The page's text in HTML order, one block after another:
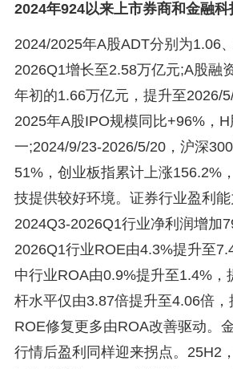
2024年924以来上市券商和金融
2024/2025年A股ADT分别为1.06
2026Q1增长至2.58万亿元;A股融
年初的1.66万亿元，提升至2026/
2025年A股IPO规模同比+96%，
一;2024/9/23-2026/5/20，沪深
51%，创业板指累计上涨156.2%
技提供较好环境。证券行业盈利能
2024Q3-2026Q1行业净利润增加
2026Q1行业ROE由4.3%提升至
中行业ROA由0.9%提升至1.4%，
杆水平仅由3.87倍提升至4.06倍
ROE修复更多由ROA改善驱动。
行情后盈利同样迎来拐点。25H2